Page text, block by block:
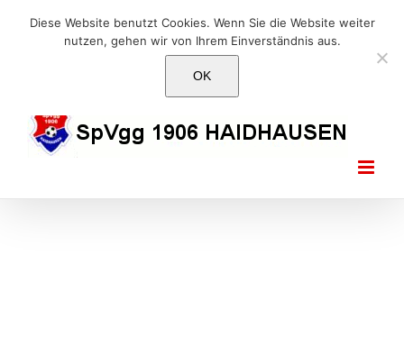
E-Mail: info@1906haidhausen.de
FacebookInstagram
E-
Diese Website benutzt Cookies. Wenn Sie die Website weiter
nutzen, gehen wir von Ihrem Einverständnis aus.
OK